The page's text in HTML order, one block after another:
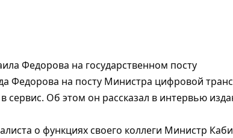
Федорова на государственном посту
Федорова на посту Министра цифровой
сервис. Об этом он рассказал в интервью
о функциях своего коллеги Министр